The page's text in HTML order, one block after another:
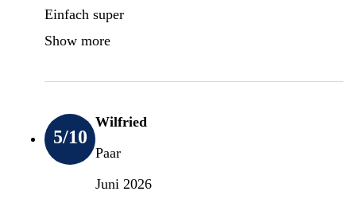
Einfach super
Show more
5/10
Wilfried
Paar
Juni 2026